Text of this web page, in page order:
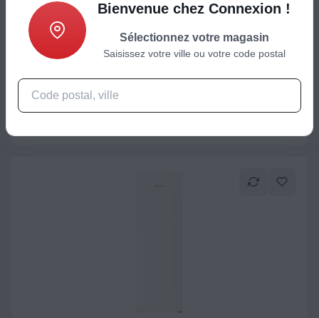
Réfrigérateur avec freezer
Réfrigérateur top LIEBHERR TK12Ve00
399€
Ajouter au panier
Bienvenue chez Connexion !
Sélectionnez votre magasin
Saisissez votre ville ou votre code postal